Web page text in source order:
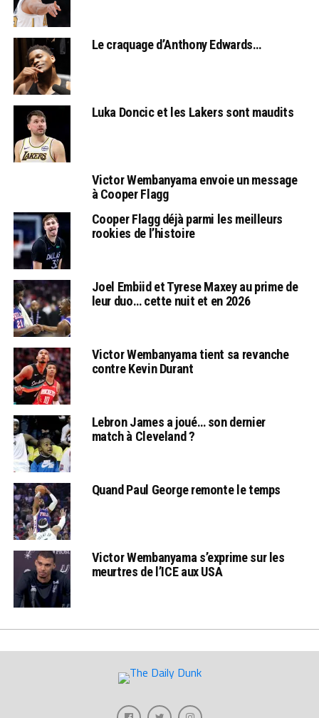
Le craquage d’Anthony Edwards…
Luka Doncic et les Lakers sont maudits
Victor Wembanyama envoie un message
à Cooper Flagg
Cooper Flagg déjà parmi les meilleurs
rookies de l’histoire
Joel Embiid et Tyrese Maxey au prime de
leur duo… cette nuit et en 2026
Victor Wembanyama tient sa revanche
contre Kevin Durant
Lebron James a joué… son dernier
match à Cleveland ?
Quand Paul George remonte le temps
Victor Wembanyama s’exprime sur les
meurtres de l’ICE aux USA